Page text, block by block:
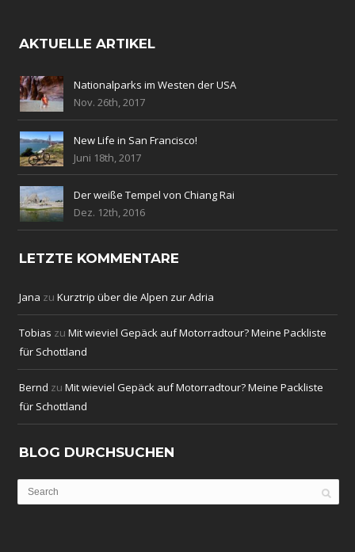
AKTUELLE ARTIKEL
Nationalparks im Westen der USA
Nov. 26th, 2017
New Life in San Francisco!
Juni 18th, 2017
Der weiße Tempel von Chiang Rai
Dez. 12th, 2016
LETZTE KOMMENTARE
Jana zuKurztrip über die Alpen zur Adria
Tobias zuMit wieviel Gepäck auf Motorradtour? Meine Packliste
für Schottland
Bernd zuMit wieviel Gepäck auf Motorradtour? Meine Packliste
für Schottland
BLOG DURCHSUCHEN